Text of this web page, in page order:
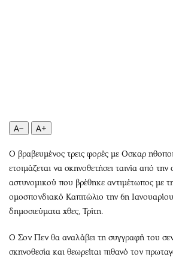
Θέατρο-Χορός
Εικαστικά
Βιβλίο
Χειρόγραφα
A− A+
Ο βραβευμένος τρεις φορές με Οσκαρ
ετοιμάζεται να σκηνοθετήσει ταινία από
αστυνομικού που βρέθηκε αντιμέτωπος με
ομοσπονδιακό Καπιτώλιο την 6η
δημοσιεύματα χθες, Τρίτη.
Ο Σον Πεν θα αναλάβει τη συγγραφή του
σκηνοθεσία και θεωρείται πιθανό τον